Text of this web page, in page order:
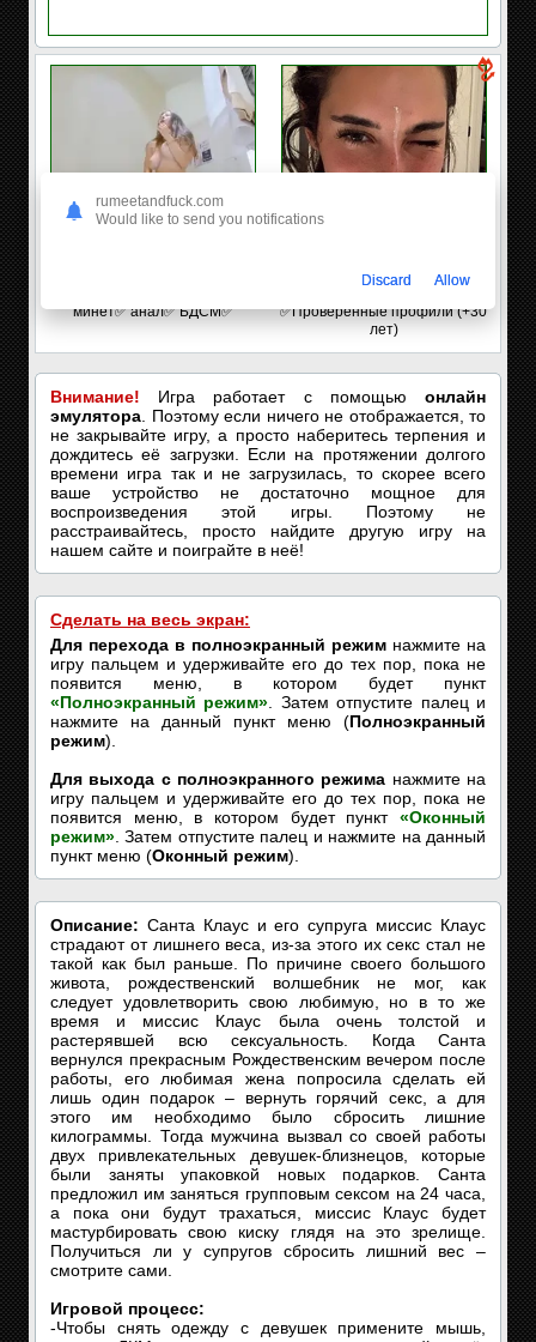
минет✅ анал✅ БДСМ✅
🔔TikTok для взрослых
✅Проверенные профили (+30
лет)
Внимание! Игра работает с помощью онлайн
эмулятора . Поэтому если ничего не отображается, то
не закрывайте игру, а просто наберитесь терпения и
дождитесь её загрузки. Если на протяжении долгого
времени игра так и не загрузилась, то скорее всего
ваше устройство не достаточно мощное для
воспроизведения этой игры. Поэтому не
расстраивайтесь, просто найдите другую игру на
нашем сайте и поиграйте в неё!
Сделать на весь экран:
Для перехода в полноэкранный режим нажмите на
игру пальцем и удерживайте его до тех пор, пока не
появится меню, в котором будет пункт
«Полноэкранный режим» . Затем отпустите палец и
нажмите на данный пункт меню (Полноэкранный
режим).
Для выхода с полноэкранного режима нажмите на
игру пальцем и удерживайте его до тех пор, пока не
появится меню, в котором будет пункт «Оконный
режим» . Затем отпустите палец и нажмите на данный
пункт меню (Оконный режим).
Описание: Санта Клаус и его супруга миссис Клаус
страдают от лишнего веса, из-за этого их секс стал не
такой как был раньше. По причине своего большого
живота, рождественский волшебник не мог, как
следует удовлетворить свою любимую, но в то же
время и миссис Клаус была очень толстой и
растерявшей всю сексуальность. Когда Санта
вернулся прекрасным Рождественским вечером после
работы, его любимая жена попросила сделать ей
лишь один подарок – вернуть горячий секс, а для
этого им необходимо было сбросить лишние
килограммы. Тогда мужчина вызвал со своей работы
двух привлекательных девушек-близнецов, которые
были заняты упаковкой новых подарков. Санта
предложил им заняться групповым сексом на 24 часа,
а пока они будут трахаться, миссис Клаус будет
мастурбировать свою киску глядя на это зрелище.
Получиться ли у супругов сбросить лишний вес –
смотрите сами.
Игровой процесс:
-Чтобы снять одежду с девушек примените мышь,
rumeetandfuck.com
Would like to send you notifications
Discard Allow